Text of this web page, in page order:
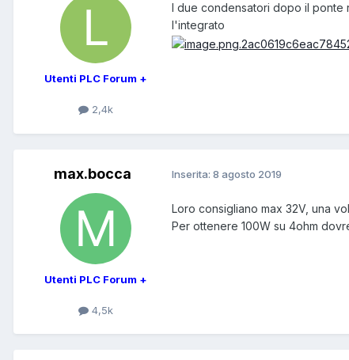
Utenti PLC Forum +
2,4k
I due condensatori dopo il ponte
l'integrato
max.bocca
Utenti PLC Forum +
4,5k
Inserita: 8 agosto 2019
Loro consigliano max 32V, una
Per ottenere 100W su 4ohm